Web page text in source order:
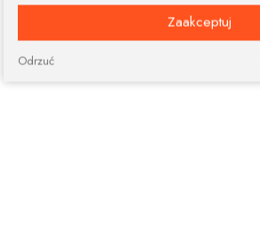
Zaakceptuj
Odrzuć